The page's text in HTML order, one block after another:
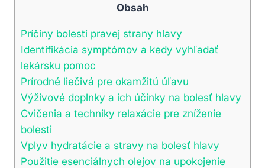
Obsah
Príčiny bolesti pravej strany hlavy
Identifikácia symptómov a kedy vyhľadať
lekársku pomoc
Prírodné liečivá pre okamžitú úľavu
Výživové doplnky a ich účinky na bolesť hlavy
Cvičenia a techniky relaxácie pre zníženie
bolesti
Vplyv hydratácie a stravy na bolesť hlavy
Použitie esenciálnych olejov na upokojenie